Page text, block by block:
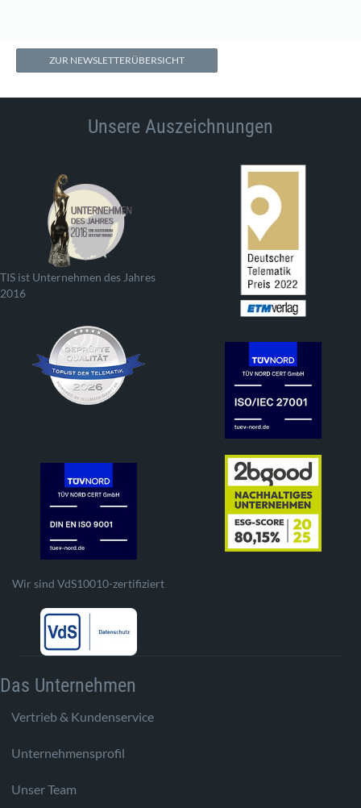
ZUR NEWSLETTERÜBERSICHT
Unsere Auszeichnungen
TIS ist Unternehmen des Jahres
2016
Wir sind VdS10010-zertifiziert
Das Unternehmen
Vertrieb & Kundenservice
Unternehmensprofil
Unser Team